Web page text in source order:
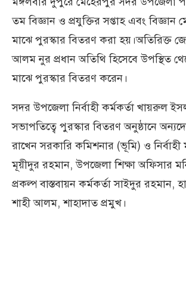
তম বিজ্ঞান ও প্রযুক্তির সপ্তাহ এবং বিজ্ঞান
মাঝে পুরস্কার বিতরণ করা হয়।অতিরিক্ত
আলম নুর প্রধান অতিথি হিসেবে উপস্থিত
মাঝে পুরস্কার বিতরণ করেন।
সদর উপজেলা নির্বাহী কর্মকর্তা খায়রুল
সভাপতিত্বে পুরস্কার বিতরণ অনুষ্ঠানে
রাখেন সরকারি কমিশনার (ভূমি) ও নির্বাহী
মূয়ীদুর রহমান, উপজেলা শিক্ষা অফিসার
প্রকল্প বাস্তবায়ন কর্মকর্তা সাইদুর রহমান,
শাহী আলম, শাহাদাত প্রমুখ।